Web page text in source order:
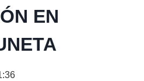
EN